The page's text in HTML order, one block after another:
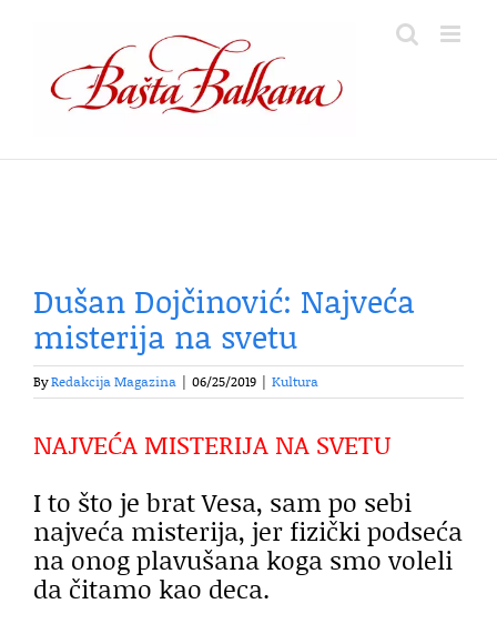
content
Dušan Dojčinović: Najveća
misterija na svetu
ByRedakcija Magazina 06/25/2019 Kultura
NAJVEĆA MISTERIJA NA SVETU
I to što je brat Vesa, sam po sebi
najveća misterija, jer fizički podseća
na onog plavušana koga smo voleli
da čitamo kao deca.